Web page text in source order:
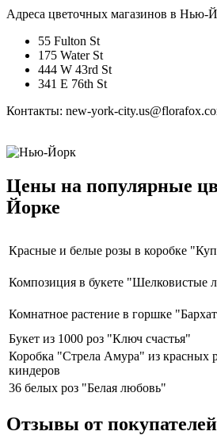
Адреса цветочных магазинов в Нью-
55 Fulton St
175 Water St
444 W 43rd St
341 E 76th St
Контакты: new-york-
Цены на популярные
Йорке
Красные и белые розы в коробке
Композиция в букете "Шелковистые
Комнатное растение в горшке
Букет из 1000 роз "Ключ счастья"
Коробка "Стрела Амура" из красных
киндеров
36 белых роз "Белая любовь"
Отзывы от